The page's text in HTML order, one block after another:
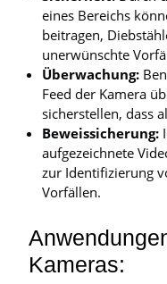
eines Bereichs
beitragen,
unerwünschte
Überwachung:
Feed der Kamera
sicherstellen, dass
Beweissicherung:
aufgezeichnete
zur Identifizierung
Vorfällen.
Kameras: